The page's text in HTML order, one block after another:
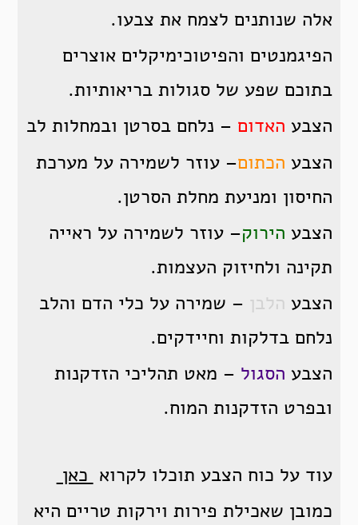
אלה שנותנים לצמח את צבעו.
הפיגמנטים והפיטוכימיקלים אוצרים
בתוכם שפע של סגולות בריאותיות.
הצבע האדום – נלחם בסרטן ובמחלות לב
הצבע הכתום– עוזר לשמירה על מערכת
החיסון ומניעת מחלת הסרטן.
הצבע הירוק– עוזר לשמירה על ראייה
תקינה ולחיזוק העצמות.
הצבע הלבן – שמירה על כלי הדם והלב
נלחם בדלקות וחיידקים.
הצבע הסגול – מאט תהליכי הזדקנות
ובפרט הזדקנות המוח.
עוד על כוח הצבע תוכלו לקרוא כאן
כמובן שאכילת פירות וירקות טריים היא